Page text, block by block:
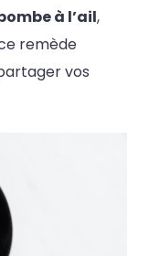
à l’ail,
remède
vos